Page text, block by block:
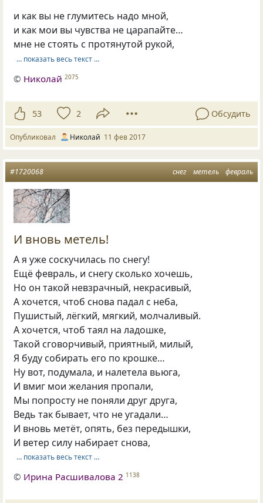
и как вы не глумитесь надо мной,
и как мои вы чувства не царапайте…
мне не стоять с протянутой рукой,
… показать весь текст …
© Hиколай 2075
53 2 Обсудить
Опубликовал Hиколай 11 фев 2017
снег метель февраль
#1720068
И вновь метель!
А я уже соскучилась по снегу!
Ещё февраль, и снегу сколько хочешь,
Но он такой невзрачный, некрасивый,
А хочется, чтоб снова падал с неба,
Пушистый, лёгкий, мягкий, молчаливый.
А хочется, чтоб таял на ладошке,
Такой сговорчивый, приятный, милый,
Я буду собирать его по крошке…
Ну вот, подумала, и налетела вьюга,
И вмиг мои желания пропали,
Мы попросту не поняли друг друга,
Ведь так бывает, что не угадали…
И вновь метёт, опять, без передышки,
И ветер силу набирает снова,
… показать весь текст …
© Ирина Расшивалова 2 1138